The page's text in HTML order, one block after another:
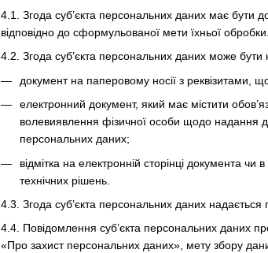
4.1. Згода суб’єкта персональних даних має бути
відповідно до сформульованої мети їхньої обробки.
4.2. Згода суб’єкта персональних даних може
документ на паперовому носії з реквізитами,
електронний документ, який має містити
волевиявлення фізичної особи щодо надання
персональних даних;
відмітка на електронній сторінці документа
технічних рішень.
4.3. Згода суб’єкта персональних даних
4.4. Повідомлення суб’єкта персональних даних
«Про захист персональних даних», мету збору